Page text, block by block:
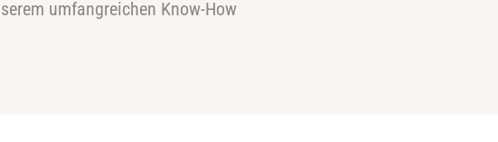
umfangreichen Know-How